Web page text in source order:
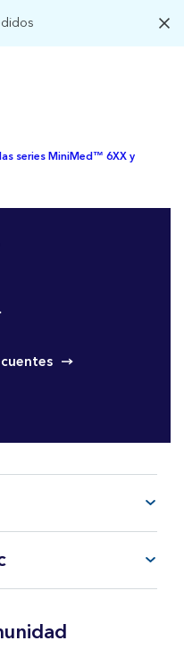
series MiniMed™ 6XX y